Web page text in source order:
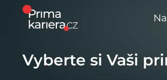
Vyberte si Vaši